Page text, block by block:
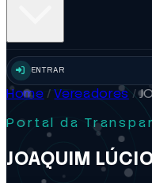
ENTRAR
Home / Vereadores /
Portal da
JOAQUIM